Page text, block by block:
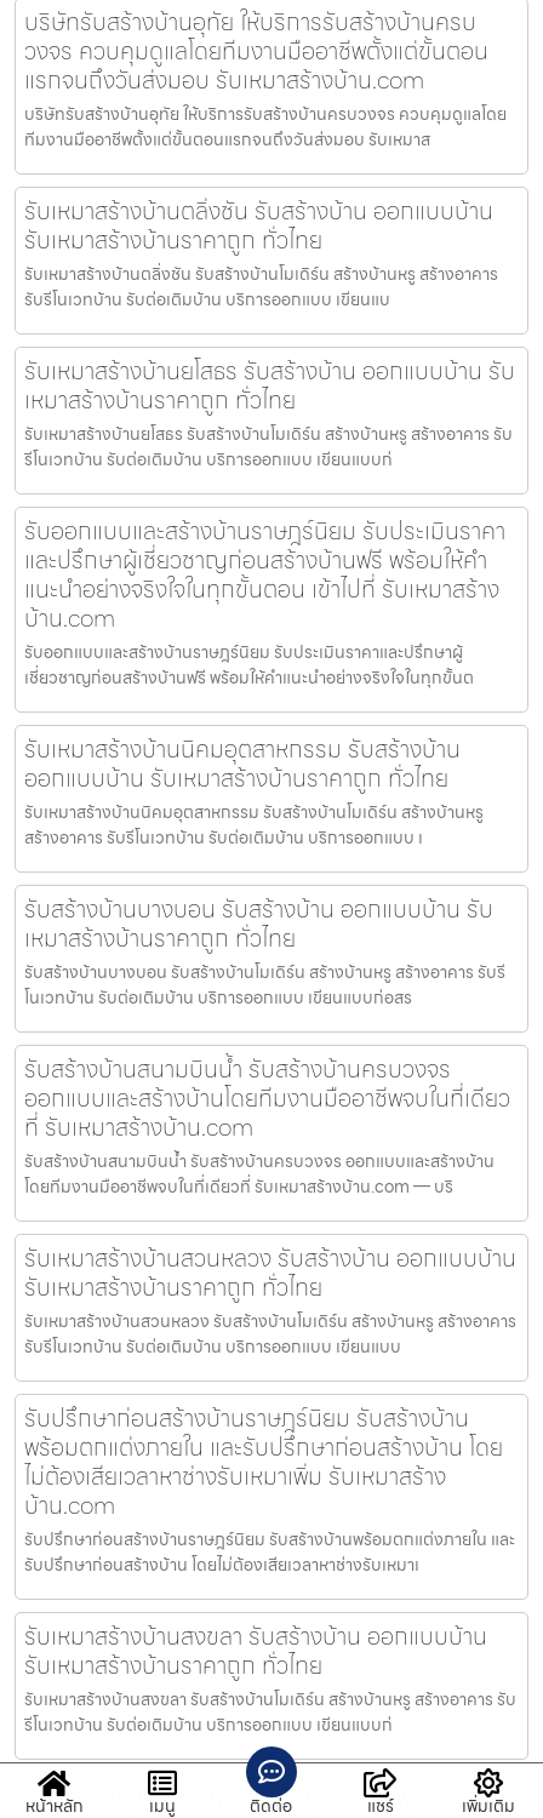
บริษัทรับสร้างบ้านอุทัย ให้บริการรับสร้างบ้านครบ
วงจร ควบคุมดูแลโดยทีมงานมืออาชีพตั้งแต่ขั้นตอน
แรกจนถึงวันส่งมอบ รับเหมาสร้างบ้าน.com
บริษัทรับสร้างบ้านอุทัย ให้บริการรับสร้างบ้านครบวงจร ควบคุมดูแลโดย
ทีมงานมืออาชีพตั้งแต่ขั้นตอนแรกจนถึงวันส่งมอบ รับเหมาส
รับเหมาสร้างบ้านตลิ่งชัน รับสร้างบ้าน ออกแบบบ้าน
รับเหมาสร้างบ้านราคาถูก ทั่วไทย
รับเหมาสร้างบ้านตลิ่งชัน รับสร้างบ้านโมเดิร์น สร้างบ้านหรู สร้างอาคาร
รับรีโนเวทบ้าน รับต่อเติมบ้าน บริการออกแบบ เขียนแบ
รับเหมาสร้างบ้านยโสธร รับสร้างบ้าน ออกแบบบ้าน รับ
เหมาสร้างบ้านราคาถูก ทั่วไทย
รับเหมาสร้างบ้านยโสธร รับสร้างบ้านโมเดิร์น สร้างบ้านหรู สร้างอาคาร รับ
รีโนเวทบ้าน รับต่อเติมบ้าน บริการออกแบบ เขียนแบบก่
รับออกแบบและสร้างบ้านราษฎร์นิยม รับประเมินราคา
และปรึกษาผู้เชี่ยวชาญก่อนสร้างบ้านฟรี พร้อมให้คำ
แนะนำอย่างจริงใจในทุกขั้นตอน เข้าไปที่ รับเหมาสร้าง
บ้าน.com
รับออกแบบและสร้างบ้านราษฎร์นิยม รับประเมินราคาและปรึกษาผู้
เชี่ยวชาญก่อนสร้างบ้านฟรี พร้อมให้คำแนะนำอย่างจริงใจในทุกขั้นต
รับเหมาสร้างบ้านนิคมอุตสาหกรรม รับสร้างบ้าน
ออกแบบบ้าน รับเหมาสร้างบ้านราคาถูก ทั่วไทย
รับเหมาสร้างบ้านนิคมอุตสาหกรรม รับสร้างบ้านโมเดิร์น สร้างบ้านหรู
สร้างอาคาร รับรีโนเวทบ้าน รับต่อเติมบ้าน บริการออกแบบ เ
รับสร้างบ้านบางบอน รับสร้างบ้าน ออกแบบบ้าน รับ
เหมาสร้างบ้านราคาถูก ทั่วไทย
รับสร้างบ้านบางบอน รับสร้างบ้านโมเดิร์น สร้างบ้านหรู สร้างอาคาร รับรี
โนเวทบ้าน รับต่อเติมบ้าน บริการออกแบบ เขียนแบบก่อสร
รับสร้างบ้านสนามบินน้ำ รับสร้างบ้านครบวงจร
ออกแบบและสร้างบ้านโดยทีมงานมืออาชีพจบในที่เดียว
ที่ รับเหมาสร้างบ้าน.com
รับสร้างบ้านสนามบินน้ำ รับสร้างบ้านครบวงจร ออกแบบและสร้างบ้าน
โดยทีมงานมืออาชีพจบในที่เดียวที่ รับเหมาสร้างบ้าน.com — บริ
รับเหมาสร้างบ้านสวนหลวง รับสร้างบ้าน ออกแบบบ้าน
รับเหมาสร้างบ้านราคาถูก ทั่วไทย
รับเหมาสร้างบ้านสวนหลวง รับสร้างบ้านโมเดิร์น สร้างบ้านหรู สร้างอาคาร
รับรีโนเวทบ้าน รับต่อเติมบ้าน บริการออกแบบ เขียนแบบ
รับปรึกษาก่อนสร้างบ้านราษฎร์นิยม รับสร้างบ้าน
พร้อมตกแต่งภายใน และรับปรึกษาก่อนสร้างบ้าน โดย
ไม่ต้องเสียเวลาหาช่างรับเหมาเพิ่ม รับเหมาสร้าง
บ้าน.com
รับปรึกษาก่อนสร้างบ้านราษฎร์นิยม รับสร้างบ้านพร้อมตกแต่งภายใน และ
รับปรึกษาก่อนสร้างบ้าน โดยไม่ต้องเสียเวลาหาช่างรับเหมาเ
รับเหมาสร้างบ้านสงขลา รับสร้างบ้าน ออกแบบบ้าน
รับเหมาสร้างบ้านราคาถูก ทั่วไทย
รับเหมาสร้างบ้านสงขลา รับสร้างบ้านโมเดิร์น สร้างบ้านหรู สร้างอาคาร รับ
รีโนเวทบ้าน รับต่อเติมบ้าน บริการออกแบบ เขียนแบบก่
หาช่างรับเหมาบางรักพัฒนา รับสร้างบ้านพร้อมตกแต่ง
หน้าหลัก เมนู ติดต่อ แชร์ เพิ่มเติม